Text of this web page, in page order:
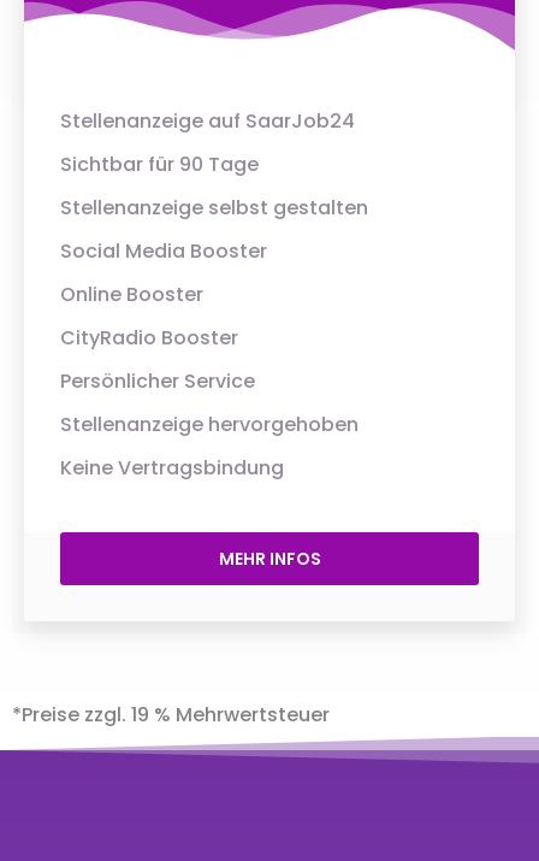
Stellenanzeige auf SaarJob24
Sichtbar für 90 Tage
Stellenanzeige selbst gestalten
Social Media Booster
Online Booster
CityRadio Booster
Persönlicher Service
Stellenanzeige hervorgehoben
Keine Vertragsbindung
MEHR INFOS
*Preise zzgl. 19 % Mehrwertsteuer